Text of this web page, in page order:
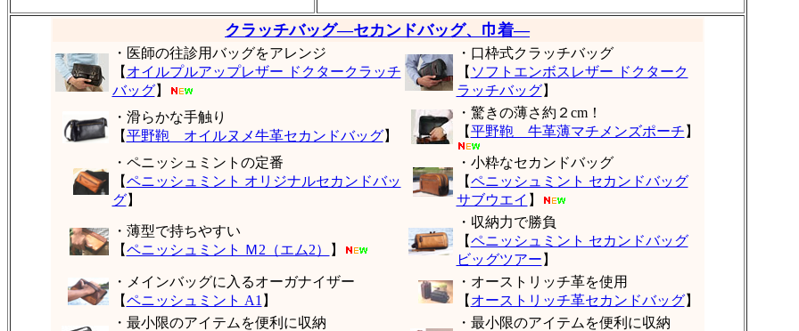
クラッチバッグ―セカンドバッグ、巾着―
・医師の往診用バッグをアレンジ
【 オイルプルアップレザー ドクタークラッチ
バッグ】
・口枠式クラッチバッグ
【 ソフトエンボスレザー ドクターク
ラッチバッグ】
・滑らかな手触り
【平野鞄 オイルヌメ牛革セカンドバッグ】
・驚きの薄さ約２cm！
【平野鞄 牛革薄マチメンズポーチ 】
・ペニッシュミントの定番
【ペニッシュミント オリジナルセカンドバッ
グ】
・小粋なセカンドバッグ
【ペニッシュミント セカンドバッグ
サブウエイ 】
・薄型で持ちやすい
【ペニッシュミント Ｍ2（エム2） 】
・収納力で勝負
【ペニッシュミント セカンドバッグ
ビッグツアー 】
・メインバッグに入るオーガナイザー
【ペニッシュミント A1 】
・オーストリッチ革を使用
【 オーストリッチ革セカンドバッグ】
・最小限のアイテムを便利に収納
・最小限のアイテムを便利に収納